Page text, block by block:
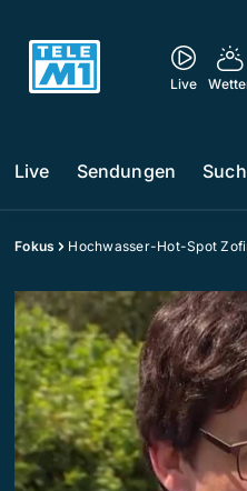
Live
Live Sendungen
Fokus Hochwasser-Hot-Spot